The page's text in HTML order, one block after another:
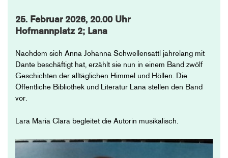
25. Februar 2026, 20.00 Uhr
Hofmannplatz 2; Lana
Nachdem sich Anna Johanna Schwellensattl jahrelang mit
Dante beschäftigt hat, erzählt sie nun in einem Band zwölf
Geschichten der alltäglichen Himmel und Höllen. Die
Öffentliche Bibliothek und Literatur Lana stellen den Band
vor.
Lara Maria Clara begleitet die Autorin musikalisch.